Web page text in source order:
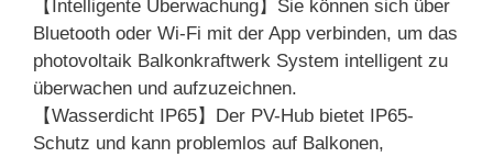
【Intelligente Überwachung】Sie können sich über
Bluetooth oder Wi-Fi mit der App verbinden, um das
photovoltaik Balkonkraftwerk System intelligent zu
überwachen und aufzuzeichnen.
【Wasserdicht IP65】Der PV-Hub bietet IP65-
Schutz und kann problemlos auf Balkonen,